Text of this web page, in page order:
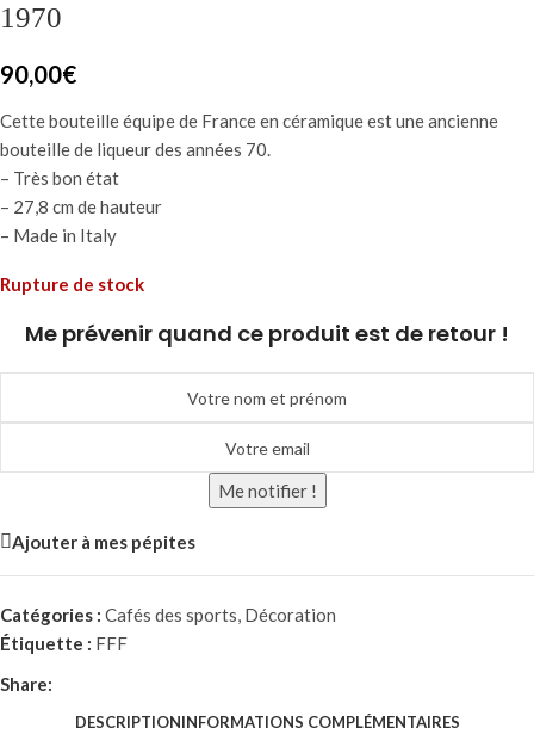
1970
90,00€
Cette bouteille équipe de France en céramique est une ancienne
bouteille de liqueur des années 70.
– Très bon état
– 27,8 cm de hauteur
– Made in Italy
Rupture de stock
Me prévenir quand ce produit est de retour !
Me notifier !
Ajouter à mes pépites
Catégories : Cafés des sports, Décoration
Étiquette : FFF
Share:
DESCRIPTIONINFORMATIONS COMPLÉMENTAIRES